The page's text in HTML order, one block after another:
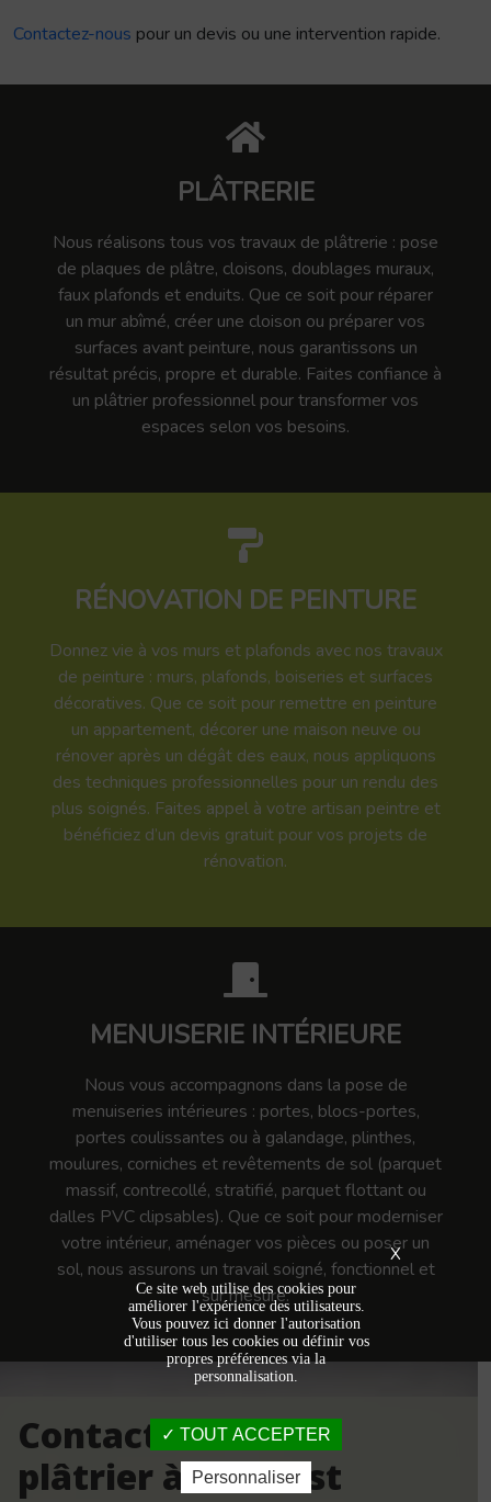
Contactez-nous pour un devis ou une intervention rapide.
PLÂTRERIE
Nous réalisons tous vos travaux de plâtrerie : pose
de plaques de plâtre, cloisons, doublages muraux,
faux plafonds et enduits. Que ce soit pour réparer
un mur abîmé, créer une cloison ou préparer vos
surfaces avant peinture, nous garantissons un
résultat précis, propre et durable. Faites confiance à
un plâtrier professionnel pour transformer vos
espaces selon vos besoins.
RÉNOVATION DE PEINTURE
Donnez vie à vos murs et plafonds avec nos travaux
de peinture : murs, plafonds, boiseries et surfaces
décoratives. Que ce soit pour remettre en peinture
un appartement, décorer une maison neuve ou
rénover après un dégât des eaux, nous appliquons
des techniques professionnelles pour un rendu des
plus soignés. Faites appel à votre artisan peintre et
bénéficiez d’un devis gratuit pour vos projets de
rénovation.
MENUISERIE INTÉRIEURE
Nous vous accompagnons dans la pose de
menuiseries intérieures : portes, blocs-portes,
portes coulissantes ou à galandage, plinthes,
moulures, corniches et revêtements de sol (parquet
massif, contrecollé, stratifié, parquet flottant ou
dalles PVC clipsables). Que ce soit pour moderniser
votre intérieur, aménager vos pièces ou poser un
sol, nous assurons un travail soigné, fonctionnel et
sur mesure.
Contactez votre
plâtrier à Leforest
X
Ce site web utilise des cookies pour
améliorer l'expérience des utilisateurs.
Vous pouvez ici donner l'autorisation
d'utiliser tous les cookies ou définir vos
propres préférences via la
personnalisation.
TOUT ACCEPTER
Personnaliser